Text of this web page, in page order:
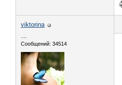
viktorina
Сообщений: 34514